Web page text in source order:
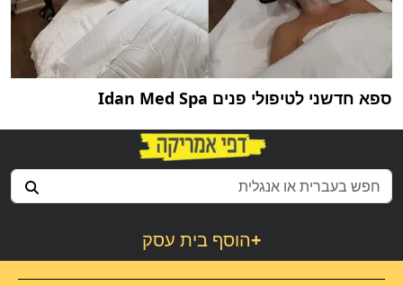
ספא חדשני לטיפולי פנים Idan Med Spa
הוסף בית עסק+